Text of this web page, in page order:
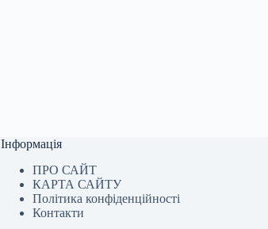
Інформація
ПРО САЙТ
КАРТА САЙТУ
Політика конфіденційності
Контакти